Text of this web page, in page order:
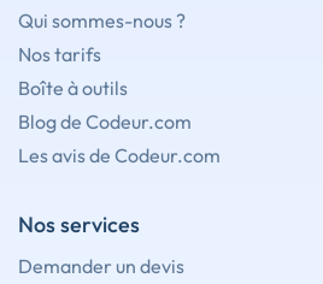
Qui sommes-nous ?
Nos tarifs
Boîte à outils
Blog de Codeur.com
Les avis de Codeur.com
Nos services
Demander un devis